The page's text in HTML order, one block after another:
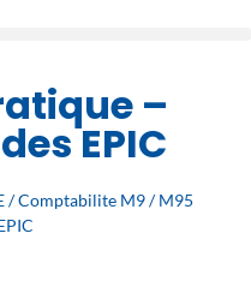
–
EPIC
/Comptabilite M9/ M95